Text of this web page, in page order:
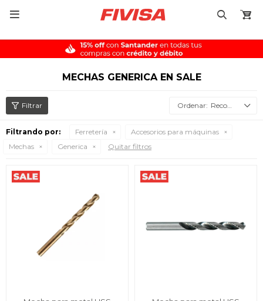

MECHAS GENERICA EN SALE
Recomendados
Filtrando por: Ferretería
Accesorios para máquinas
Mechas
Generica Quitar filtros